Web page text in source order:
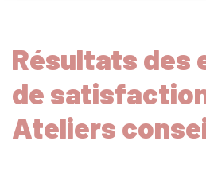
Résultats des
de
Ateliers